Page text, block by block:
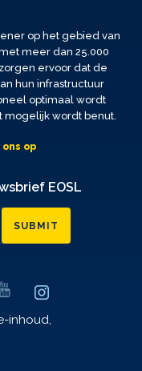
op het gebied van
meer dan 25.000
ervoor dat de
hun infrastructuur
optimaal wordt
mogelijk wordt benut.
op
EOSL
SUBMIT
inhoud,